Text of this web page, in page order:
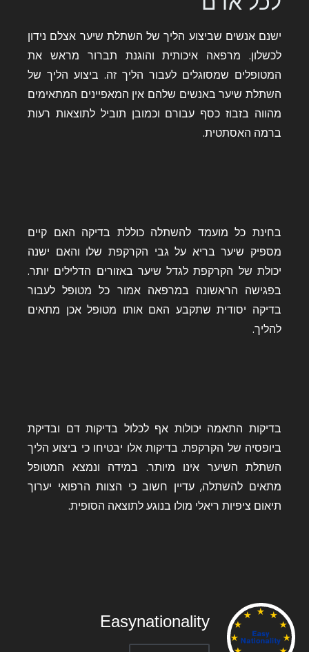
ישנם אנשים שביצוע הליך של השתלת שיער אצלם נידון
לכשלון. מרפאה איכותית והוגנת תברור מראש את
המטופלים שמסוגלים לעבור הליך זה. ביצוע הליך של
השתלת שיער באנשים שלהם אין המאפיינים המתאימים
מהווה בזבוז כסף עבורם וכמובן תוביל לתוצאות רעות
ברמה האסתטית.
בחינת כל מועמד להשתלה כוללת בדיקה האם קיים
מספיק שיער בריא על גבי הקרקפת שלו והאם ישנה
יכולת של הקרקפת לגדל שיער באזורים הדלילים יותר.
בפגישה הראשונה במרפאה אמור כל מטופל לעבור
בדיקה יסודית שתקבע האם אותו מטופל אכן מתאים
להליך.
בדיקות התאמה יכולות אף לכלול בדיקות דם ובדיקת
ביופסיה של הקרקפת. בדיקות אלו יבטיחו כי ביצוע הליך
השתלת השיער אינו מיותר. במידה ונמצא המטופל
מתאים להשתלה, עדיין חשוב כי הצוות הרפואי יערוך
תיאום ציפיות ריאלי מולו בנוגע לתוצאה הסופית.
Easynationality